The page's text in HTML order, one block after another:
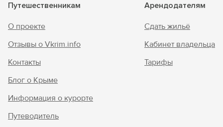
Путешественникам
О проекте
Отзывы о Vkrim.info
Контакты
Блог о Крыме
Информация о курорте
Путеводитель
Арендодателям
Сдать жильё
Кабинет владельца
Тарифы